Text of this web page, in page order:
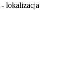
- lokalizacja